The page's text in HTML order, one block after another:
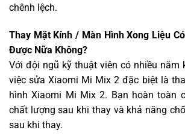
chênh lệch.
Thay Mặt Kính / Màn Hình Xong Liệu
Được Nữa Không?
Với đội ngũ kỹ thuật viên có nhiều năm
việc sửa Xiaomi Mi Mix 2 đặc biệt là
hình Xiaomi Mi Mix 2. Bạn hoàn toàn
chất lượng sau khi thay và khả năng
sau khi thay.